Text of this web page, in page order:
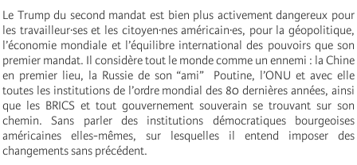
Le Trump du second mandat est bien plus activement dangereux pour
les travailleur·ses et les citoyen·nes américain·es, pour la géopolitique,
l’économie mondiale et l’équilibre international des pouvoirs que son
premier mandat. Il considère tout le monde comme un ennemi : la Chine
en premier lieu, la Russie de son “ami” Poutine, l’ONU et avec elle
toutes les institutions de l’ordre mondial des 80 dernières années, ainsi
que les BRICS et tout gouvernement souverain se trouvant sur son
chemin. Sans parler des institutions démocratiques bourgeoises
américaines elles-mêmes, sur lesquelles il entend imposer des
changements sans précédent.